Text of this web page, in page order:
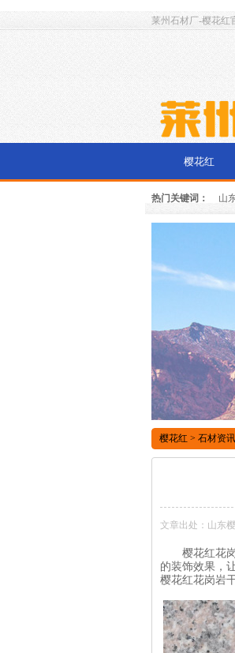
莱州石材厂-樱花红
樱花红
热门关键词： 山
樱花红 > 石材资讯
文章出处：山东
樱花红花岗
的装饰效果，
樱花红花岗岩